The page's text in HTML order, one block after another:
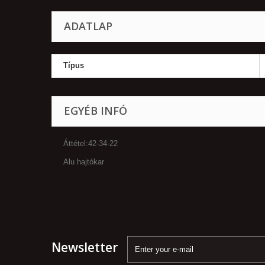
ADATLAP
Típus
EGYÉB INFÓ
Áttétel:42-34-22
Alu hajtókar
Newsletter